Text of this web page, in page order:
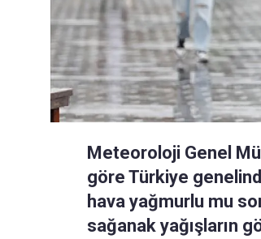
Meteoroloji Genel
göre Türkiye
hava yağmurlu mu
sağanak yağışların